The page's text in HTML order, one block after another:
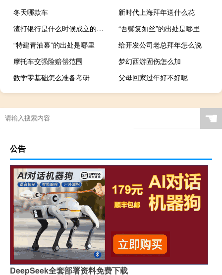
冬天哪款车
新时代上海拜年送什么花
渣打银行是什么时候成立的（渣打银行是什么银行）
“吾鬓复如丝”的出处是哪里
“特建青油幕”的出处是哪里
给开发公司老总拜年怎么说
摩托车交强险赔偿范围
梦幻西游固伤怎么加
数学零基础怎么准备考研
父母回家过年好不好呢
☚
公告
DeepSeek全套部署资料免费下载